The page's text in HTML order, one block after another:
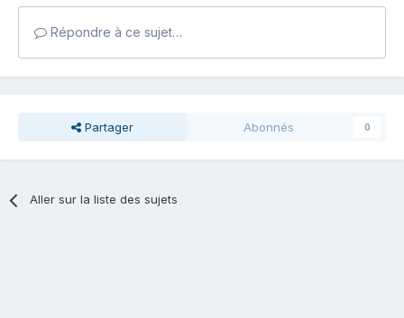
Répondre à ce sujet…
Partager Abonnés 0
Aller sur la liste des sujets